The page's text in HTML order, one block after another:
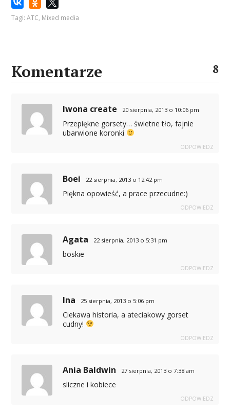
Tagi:ATC, Mixed media
Komentarze 8
Iwona create 20 sierpnia, 2013 o 10:06 pm
Przepiękne gorsety… świetne tło, fajnie
ubarwione koronki
ODPOWIEDZ
Boei 22 sierpnia, 2013 o 12:42 pm
Piękna opowieść, a prace przecudne:)
ODPOWIEDZ
Agata 22 sierpnia, 2013 o 5:31 pm
boskie
ODPOWIEDZ
Ina 25 sierpnia, 2013 o 5:06 pm
Ciekawa historia, a ateciakowy gorset
cudny!
ODPOWIEDZ
Ania Baldwin 27 sierpnia, 2013 o 7:38 am
sliczne i kobiece
ODPOWIEDZ